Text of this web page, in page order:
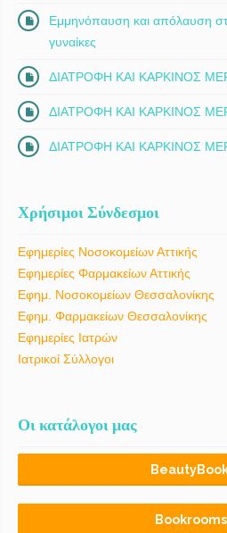
Εμμηνόπαυση και απόλαυση
γυναίκες
ΔΙΑΤΡΟΦΗ ΚΑΙ ΚΑΡΚΙΝΟΣ
ΔΙΑΤΡΟΦΗ ΚΑΙ ΚΑΡΚΙΝΟΣ
ΔΙΑΤΡΟΦΗ ΚΑΙ ΚΑΡΚΙΝΟΣ
Χρήσιμοι Σύνδεσμοι
Εφημερίες Νοσοκομείων Αττικής
Εφημερίες Φαρμακείων Αττικής
Εφημ. Νοσοκομείων Θεσσαλονίκης
Εφημ. Φαρμακείων Θεσσαλονίκης
Εφημερίες Ιατρών
Ιατρικοί Σύλλογοι
Οι κατάλογοι μας